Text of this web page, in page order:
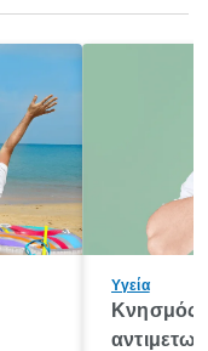
Υγεία
Κνησμός: